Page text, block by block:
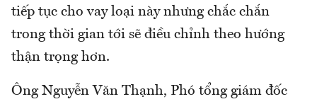
tiếp tục cho vay loại này nhưng chắc chắn
trong thời gian tới sẽ điều chỉnh theo hướng
thận trọng hơn.
Ông Nguyễn Văn Thạnh, Phó tổng giám đốc